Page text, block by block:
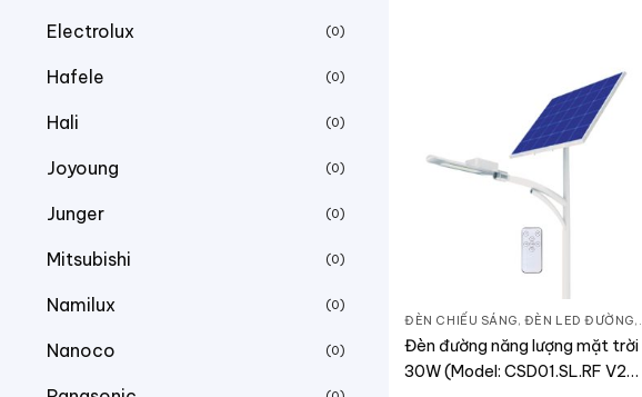
Electrolux (0)
Hafele (0)
Hali (0)
Joyoung (0)
Junger (0)
Mitsubishi (0)
Namilux (0)
Nanoco (0)
ĐÈN CHIẾU SÁNG, ĐÈN LED ĐƯỜNG,
Đèn đường năng lượng mặt trời
30W (Model: CSD01.SL.RF V2